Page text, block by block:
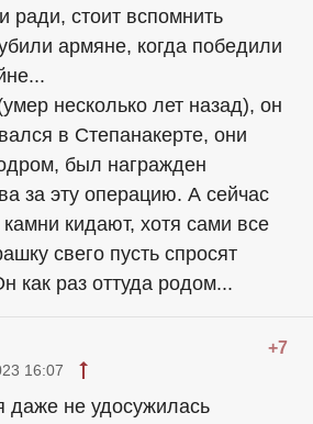
ради, стоит вспомнить
армяне, когда победили
несколько лет назад), он
в Степанакерте, они
был награжден
за эту операцию. А сейчас
кидают, хотя сами все
свего пусть спросят
как раз оттуда родом...
+7
16:07
не удосужилась